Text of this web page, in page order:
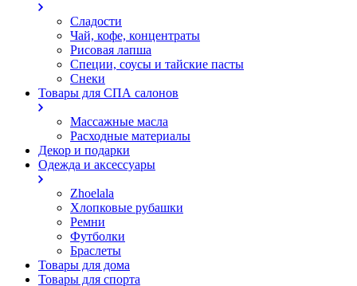
Сладости
Чай, кофе, концентраты
Рисовая лапша
Специи, соусы и тайские пасты
Снеки
Товары для СПА салонов
Массажные масла
Расходные материалы
Декор и подарки
Одежда и аксессуары
Zhoelala
Хлопковые рубашки
Ремни
Футболки
Браслеты
Товары для дома
Товары для спорта